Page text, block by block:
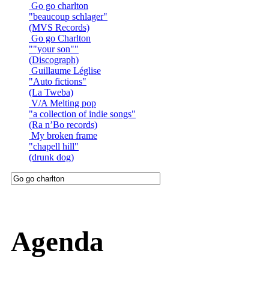
Go go charlton
"beaucoup schlager"
(MVS Records)
Go go Charlton
""your son""
(Discograph)
Guillaume Léglise
"Auto fictions"
(La Tweba)
V/A Melting pop
"a collection of indie songs"
(Ra n’Bo records)
My broken frame
"chapell hill"
(drunk dog)
Agenda